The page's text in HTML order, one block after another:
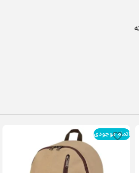
اتمام موجودی